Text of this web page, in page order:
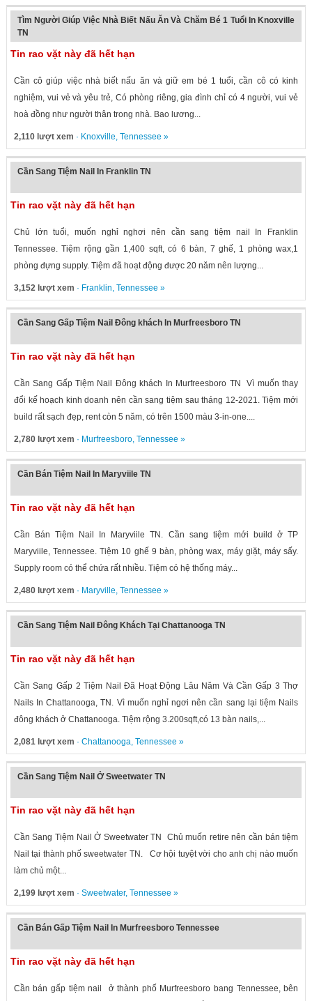
Tìm Người Giúp Việc Nhà Biết Nấu Ăn Và Chăm Bé 1 Tuổi In Knoxville
TN
Tin rao vặt này đã hết hạn
Cần cô giúp việc nhà biết nấu ăn và giữ em bé 1 tuổi, cần cô có kinh
nghiệm, vui vẻ và yêu trẻ, Có phòng riêng, gia đình chỉ có 4 người, vui vẻ
hoà đồng như người thân trong nhà. Bao lương...
2,110 lượt xem · Knoxville, Tennessee »
Cần Sang Tiệm Nail In Franklin TN
Tin rao vặt này đã hết hạn
Chủ lớn tuổi, muốn nghỉ nghơi nên cần sang tiệm nail In Franklin
Tennessee. Tiệm rộng gần 1,400 sqft, có 6 bàn, 7 ghế, 1 phòng wax,1
phòng đựng supply. Tiệm đã hoạt động được 20 năm nên lượng...
3,152 lượt xem · Franklin, Tennessee »
Cần Sang Gấp Tiệm Nail Đông khách In Murfreesboro TN
Tin rao vặt này đã hết hạn
Cần Sang Gấp Tiệm Nail Đông khách In Murfreesboro TN Vì muốn thay
đổi kế hoạch kinh doanh nên cần sang tiệm sau tháng 12-2021. Tiệm mới
build rất sạch đẹp, rent còn 5 năm, có trên 1500 màu 3-in-one....
2,780 lượt xem · Murfreesboro, Tennessee »
Cần Bán Tiệm Nail In Maryviile TN
Tin rao vặt này đã hết hạn
Cần Bán Tiệm Nail In Maryviile TN. Cần sang tiệm mới build ở TP
Maryviile, Tennessee. Tiệm 10 ghế 9 bàn, phòng wax, máy giặt, máy sấy.
Supply room có thể chứa rất nhiều. Tiệm có hệ thống máy...
2,480 lượt xem · Maryville, Tennessee »
Cần Sang Tiệm Nail Đông Khách Tại Chattanooga TN
Tin rao vặt này đã hết hạn
Cần Sang Gấp 2 Tiệm Nail Đã Hoạt Động Lâu Năm Và Cần Gấp 3 Thợ
Nails In Chattanooga, TN. Vì muốn nghỉ ngơi nên cần sang lại tiệm Nails
đông khách ở Chattanooga. Tiệm rộng 3.200sqft,có 13 bàn nails,...
2,081 lượt xem · Chattanooga, Tennessee »
Cần Sang Tiệm Nail Ở Sweetwater TN
Tin rao vặt này đã hết hạn
Cần Sang Tiệm Nail Ở Sweetwater TN Chủ muốn retire nên cần bán tiệm
Nail tại thành phố sweetwater TN. Cơ hội tuyệt vời cho anh chị nào muốn
làm chủ một...
2,199 lượt xem · Sweetwater, Tennessee »
Cần Bán Gấp Tiệm Nail In Murfreesboro Tennessee
Tin rao vặt này đã hết hạn
Cần bán gấp tiệm nail ở thành phố Murfreesboro bang Tennessee, bên